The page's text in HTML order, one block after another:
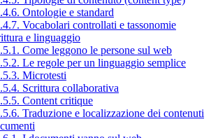
Ontologie e standard
Vocabolari controllati e tassonomie
e linguaggio
Come leggono le persone sul web
Le regole per un linguaggio semplice
Microtesti
Scrittura collaborativa
Content critique
Traduzione e localizzazione dei contenuti